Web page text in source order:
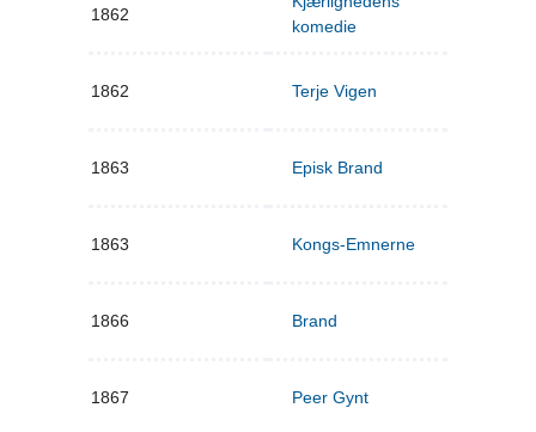
1862
komedie
1862 Terje Vigen
1863 Episk Brand
1863 Kongs-Emnerne
1866 Brand
1867 Peer Gynt